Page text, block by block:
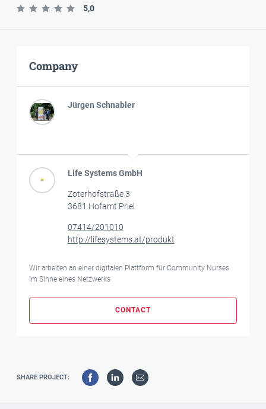
5,0
Company
Jürgen Schnabler
Life Systems GmbH
Zoterhofstraße 3
3681 Hofamt Priel
07414/201010
http://lifesystems.at/produkt
Wir arbeiten an einer digitalen Plattform für Community Nurses
im Sinne eines Netzwerks
CONTACT
SHARE PROJECT: